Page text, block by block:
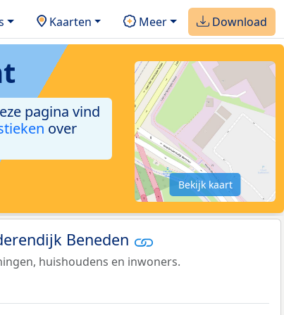
Kaarten Meer Download
pagina vind
over
Bekijk kaart
Beneden
huishoudens en inwoners.